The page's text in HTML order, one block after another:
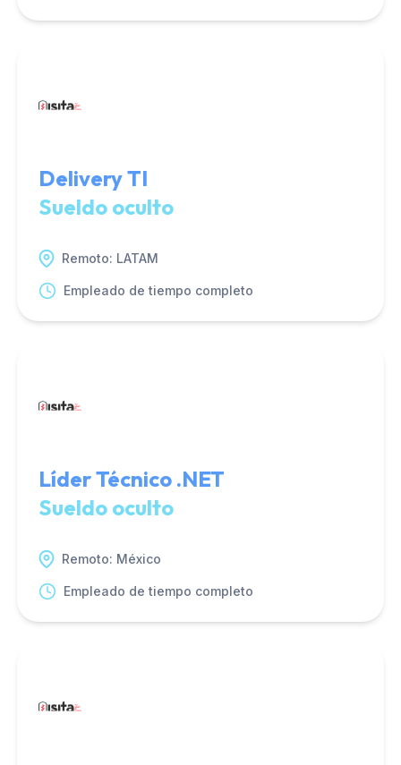
Delivery TI
Sueldo oculto
Remoto: LATAM
Empleado de tiempo completo
Líder Técnico .NET
Sueldo oculto
Remoto: México
Empleado de tiempo completo